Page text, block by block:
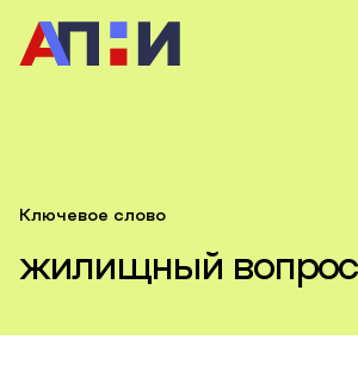
Ключевое слово
жилищный вопрос